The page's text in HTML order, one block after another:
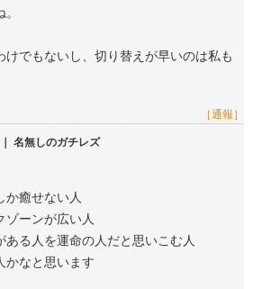
けでもないし、切り替えが早いのは私も
［通報］
名無しのガチレズ
か癒せない人
ゾーンが広い人
ある人を運命の人だと思いこむ人
かなと思います